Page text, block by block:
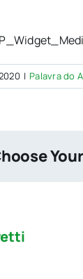
| Palavra do